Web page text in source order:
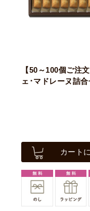
【50～100個ご注
ェ･マドレーヌ詰
カート